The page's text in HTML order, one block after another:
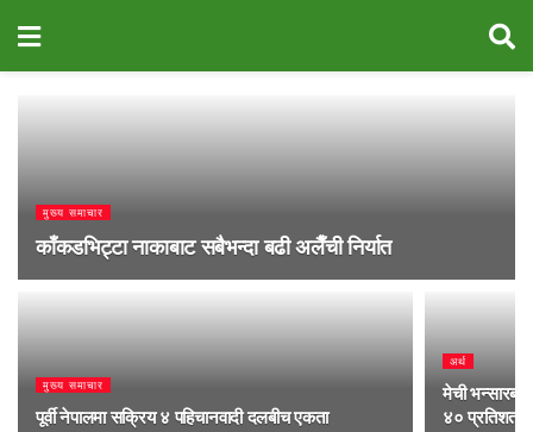
मुख्य समाचार
काँकडभिट्टा नाकाबाट सबैभन्दा बढी अलैँची निर्यात
मुख्य समाचार
पूर्वी नेपालमा सक्रिय ४ पहिचानवादी दलबीच एकता
अर्थ
मेची
४० प्रतिशत